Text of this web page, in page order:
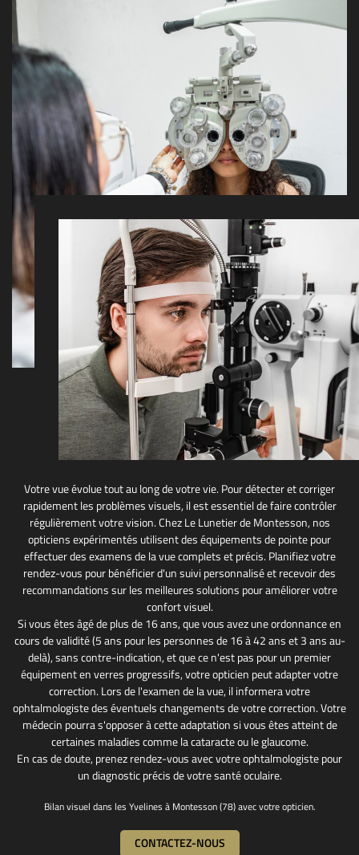
Examen de la vue
à Montesson dans les Yvelines (78) avec votre opticien
Votre vue évolue tout au long de votre vie. Pour détecter et corriger
rapidement les problèmes visuels, il est essentiel de faire contrôler
régulièrement votre vision. Chez Le Lunetier de Montesson, nos
opticiens expérimentés utilisent des équipements de pointe pour
effectuer des examens de la vue complets et précis. Planifiez votre
rendez-vous pour bénéficier d'un suivi personnalisé et recevoir des
recommandations sur les meilleures solutions pour améliorer votre
confort visuel.
Si vous êtes âgé de plus de 16 ans, que vous avez une ordonnance en
cours de validité (5 ans pour les personnes de 16 à 42 ans et 3 ans au-
delà), sans contre-indication, et que ce n'est pas pour un premier
équipement en verres progressifs, votre opticien peut adapter votre
correction. Lors de l'examen de la vue, il informera votre
ophtalmologiste des éventuels changements de votre correction. Votre
médecin pourra s'opposer à cette adaptation si vous êtes atteint de
certaines maladies comme la cataracte ou le glaucome.
En cas de doute, prenez rendez-vous avec votre ophtalmologiste pour
un diagnostic précis de votre santé oculaire.
Bilan visuel dans les Yvelines à Montesson (78) avec votre opticien.
CONTACTEZ-NOUS